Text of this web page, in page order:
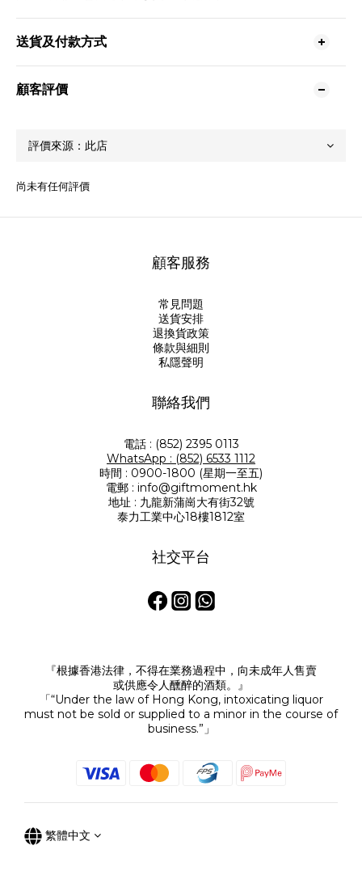
送貨及付款方式
顧客評價
尚未有任何評價
顧客服務
常見問題
送貨安排
退換貨政策
條款與細則
私隱聲明
聯絡我們
電話 : (852) 2395 0113
WhatsApp : (852) 6533 1112
時間 : 0900-1800 (星期一至五)
電郵 : info@giftmoment.hk
地址 : 九龍新蒲崗大有街32號
泰力工業中心18樓1812室
社交平台
『根據香港法律，不得在業務過程中，向未成年人售賣
或供應令人醺醉的酒類。』
「“Under the law of Hong Kong, intoxicating liquor
must not be sold or supplied to a minor in the course of
business.”」
繁體中文